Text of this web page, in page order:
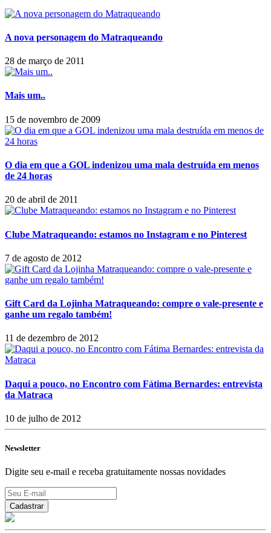
A nova personagem do Matraqueando
28 de março de 2011
Mais um..
15 de novembro de 2009
O dia em que a GOL indenizou uma mala destruída em menos
de 24 horas
20 de abril de 2011
Clube Matraqueando: estamos no Instagram e no Pinterest
7 de agosto de 2012
Gift Card da Lojinha Matraqueando: compre o vale-presente e
ganhe um regalo também!
11 de dezembro de 2012
Daqui a pouco, no Encontro com Fátima Bernardes: entrevista
da Matraca
10 de julho de 2012
Newsletter
Digite seu e-mail e receba gratuitamente nossas novidades